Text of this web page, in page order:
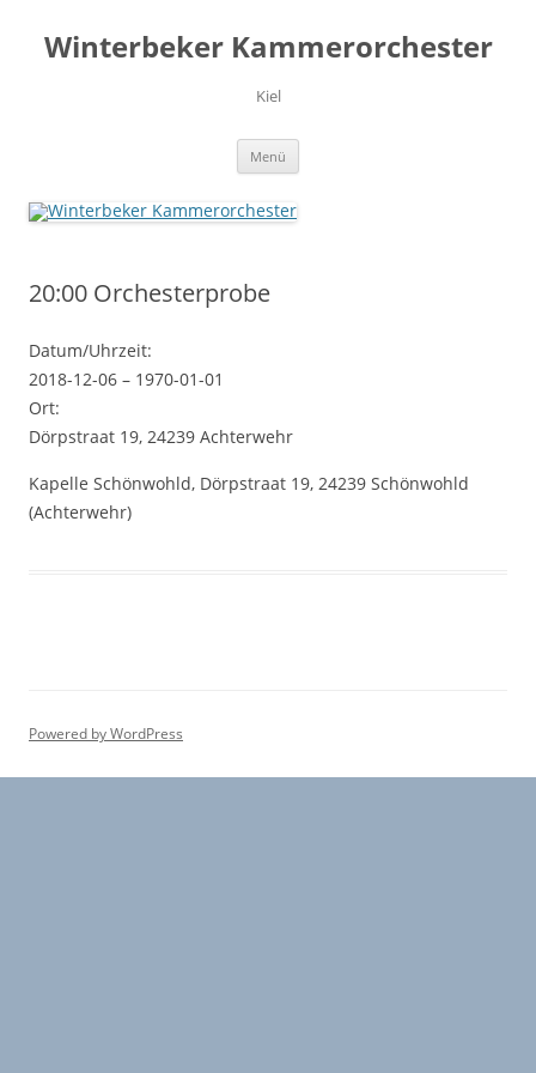
springen
Winterbeker Kammerorchester
Kiel
Menü
20:00 Orchesterprobe
Datum/Uhrzeit:
2018-12-06 – 1970-01-01
Ort:
Dörpstraat 19, 24239 Achterwehr
Kapelle Schönwohld, Dörpstraat 19, 24239 Schönwohld
(Achterwehr)
Powered by WordPress